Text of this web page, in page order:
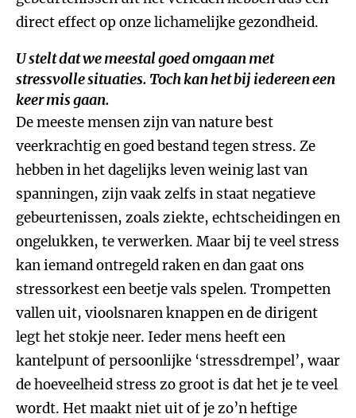
direct effect op onze lichamelijke gezondheid.
U stelt dat we meestal goed omgaan met
stressvolle situaties. Toch kan het bij iedereen een
keer mis gaan.
De meeste mensen zijn van nature best
veerkrachtig en goed bestand tegen stress. Ze
hebben in het dagelijks leven weinig last van
spanningen, zijn vaak zelfs in staat negatieve
gebeurtenissen, zoals ziekte, echtscheidingen en
ongelukken, te verwerken. Maar bij te veel stress
kan iemand ontregeld raken en dan gaat ons
stressorkest een beetje vals spelen. Trompetten
vallen uit, vioolsnaren knappen en de dirigent
legt het stokje neer. Ieder mens heeft een
kantelpunt of persoonlijke ‘stressdrempel’, waar
de hoeveelheid stress zo groot is dat het je te veel
wordt. Het maakt niet uit of je zo’n heftige